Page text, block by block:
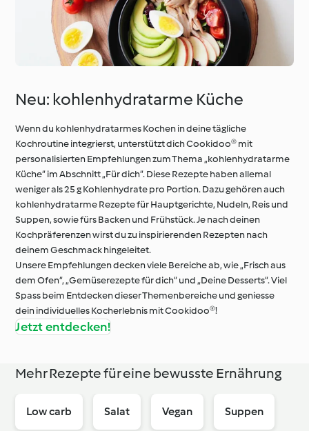
Neu: kohlenhydratarme Küche
Wenn du kohlenhydratarmes Kochen in deine tägliche
Kochroutine integrierst, unterstützt dich Cookidoo® mit
personalisierten Empfehlungen zum Thema „kohlenhydratarme
Küche“ im Abschnitt „Für dich“. Diese Rezepte haben allemal
weniger als 25 g Kohlenhydrate pro Portion. Dazu gehören auch
kohlenhydratarme Rezepte für Hauptgerichte, Nudeln, Reis und
Suppen, sowie fürs Backen und Frühstück. Je nach deinen
Kochpräferenzen wirst du zu inspirierenden Rezepten nach
deinem Geschmack hingeleitet.
Unsere Empfehlungen decken viele Bereiche ab, wie „Frisch aus
dem Ofen“, „Gemüserezepte für dich“ und „Deine Desserts“. Viel
Spass beim Entdecken dieser Themenbereiche und geniesse
dein individuelles Kocherlebnis mit Cookidoo®!
Jetzt entdecken!
Mehr Rezepte für eine bewusste Ernährung
Low carb Salat Vegan Suppen